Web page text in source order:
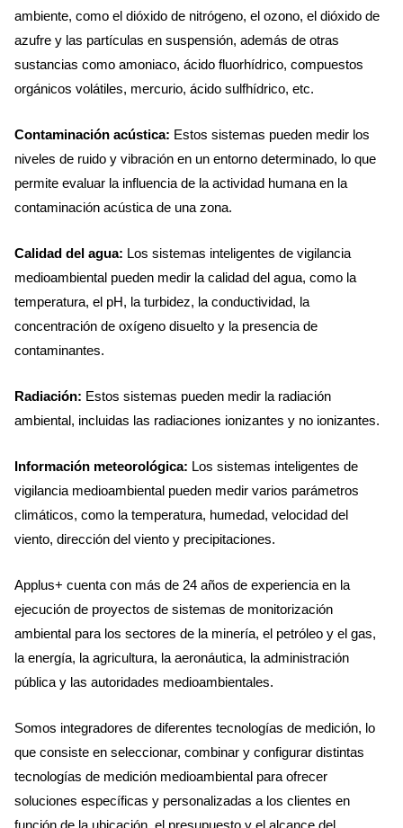
ambiente, como el dióxido de nitrógeno, el ozono, el dióxido de
azufre y las partículas en suspensión, además de otras
sustancias como amoniaco, ácido fluorhídrico, compuestos
orgánicos volátiles, mercurio, ácido sulfhídrico, etc.
Contaminación acústica: Estos sistemas pueden medir los
niveles de ruido y vibración en un entorno determinado, lo que
permite evaluar la influencia de la actividad humana en la
contaminación acústica de una zona.
Calidad del agua: Los sistemas inteligentes de vigilancia
medioambiental pueden medir la calidad del agua, como la
temperatura, el pH, la turbidez, la conductividad, la
concentración de oxígeno disuelto y la presencia de
contaminantes.
Radiación: Estos sistemas pueden medir la radiación
ambiental, incluidas las radiaciones ionizantes y no ionizantes.
Información meteorológica: Los sistemas inteligentes de
vigilancia medioambiental pueden medir varios parámetros
climáticos, como la temperatura, humedad, velocidad del
viento, dirección del viento y precipitaciones.
Applus+ cuenta con más de 24 años de experiencia en la
ejecución de proyectos de sistemas de monitorización
ambiental para los sectores de la minería, el petróleo y el gas,
la energía, la agricultura, la aeronáutica, la administración
pública y las autoridades medioambientales.
Somos integradores de diferentes tecnologías de medición, lo
que consiste en seleccionar, combinar y configurar distintas
tecnologías de medición medioambiental para ofrecer
soluciones específicas y personalizadas a los clientes en
función de la ubicación, el presupuesto y el alcance del